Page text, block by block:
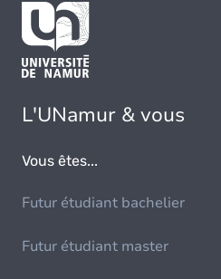
L'UNamur & vous
Vous êtes...
Futur étudiant bachelier
Futur étudiant master